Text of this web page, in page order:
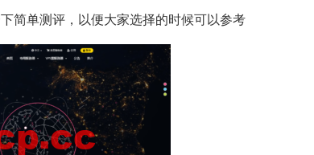
简单测评，以便大家选择的时候可以参考